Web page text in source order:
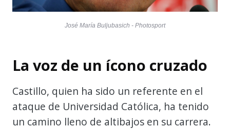
José María Buljubasich - Photosport
La voz de un ícono cruzado
Castillo, quien ha sido un referente en el
ataque de Universidad Católica, ha tenido
un camino lleno de altibajos en su carrera.